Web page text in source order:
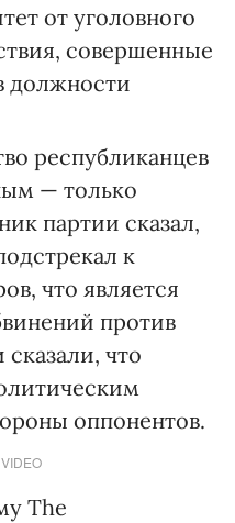
от уголовного
совершенные
должности
республиканцев
— только
партии сказал,
к
что является
против
сказали, что
оппонентов.
The